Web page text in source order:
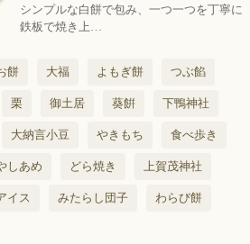
シンプルな白餅で包み、一つ一つを丁寧に
鉄板で焼き上…
餅 大福 よもぎ餅 つぶ餡
栗 御土居 葵餠 下鴨神社
大納言小豆 やきもち 食べ歩き
しあめ どら焼き 上賀茂神社
イス みたらし団子 わらび餅